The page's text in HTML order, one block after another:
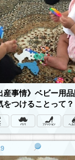
産事情》ベビー用
をつけることって？